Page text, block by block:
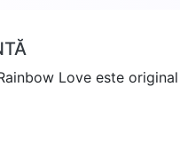
Love este